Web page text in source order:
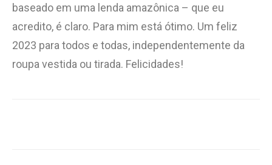
baseado em uma lenda amazônica – que eu
acredito, é claro. Para mim está ótimo. Um feliz
2023 para todos e todas, independentemente da
roupa vestida ou tirada. Felicidades!